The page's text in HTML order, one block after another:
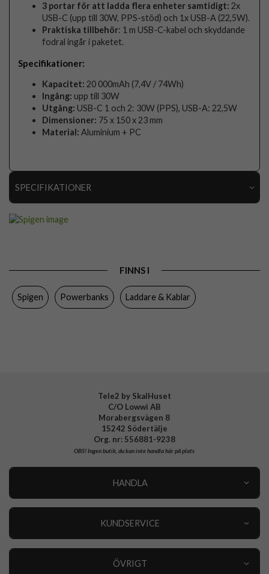
3 portar för att ladda flera enheter samtidigt: 2x
USB-C (upp till 30W, PPS-stöd) och 1x USB-A (22,5W).
Praktiska tillbehör: 1 m USB-C-kabel och skyddande
fodral ingår i paketet.
Specifikationer:
Kapacitet: 20 000mAh (7,4V / 74Wh)
Ingång: upp till 30W
Utgång: USB-C 1 och 2: 30W (PPS), USB-A: 22,5W
Dimensioner: 75 x 150 x 23 mm
Material: Aluminium + PC
SPECIFIKATIONER
Tillverkarens art nr
FINNS I
Spigen Powerbanks Laddare & Kablar
Tele2 by SkalHuset
C/O Lowwi AB
Morabergsvägen 8
15242 Södertälje
Org. nr: 556881-9238
OBS!Ingen butik, du kan inte handla här på plats
HANDLA
KUNDSERVICE
ÖVRIGT